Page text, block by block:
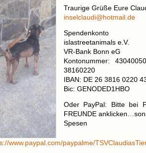
Traurige Grüße Eure
inselclaudi@hotmail.de
Spendenkonto
islastreetanimals e.V.
VR-Bank Bonn eG
Kontonummer:
38160220
IBAN: DE 26 3816 0220
Bic: GENODED1HBO
Oder PayPal: Bitte bei
FREUNDE
Spesen
www.paypal.com/paypalme/